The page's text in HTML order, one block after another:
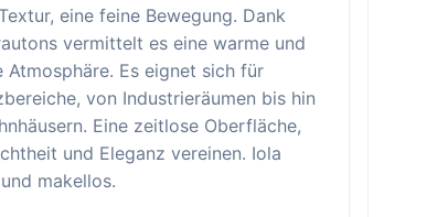
eine feine Bewegung. Dank
vermittelt es eine warme und
Atmosphäre. Es eignet sich für
von Industrieräumen bis hin
Eine zeitlose Oberfläche,
und Eleganz vereinen. Iola
makellos.